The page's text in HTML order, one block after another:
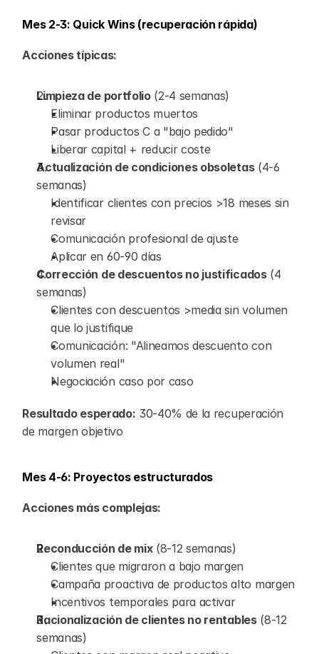
Mes 2-3: Quick Wins (recuperación rápida)
Acciones típicas:
Limpieza de portfolio (2-4 semanas)
Eliminar productos muertos
Pasar productos C a "bajo pedido"
Liberar capital + reducir coste
Actualización de condiciones obsoletas (4-6
semanas)
Identificar clientes con precios >18 meses sin
revisar
Comunicación profesional de ajuste
Aplicar en 60-90 días
Corrección de descuentos no justificados (4
semanas)
Clientes con descuentos >media sin volumen
que lo justifique
Comunicación: "Alineamos descuento con
volumen real"
Negociación caso por caso
Resultado esperado: 30-40% de la recuperación
de margen objetivo
Mes 4-6: Proyectos estructurados
Acciones más complejas:
Reconducción de mix (8-12 semanas)
Clientes que migraron a bajo margen
Campaña proactiva de productos alto margen
Incentivos temporales para activar
Racionalización de clientes no rentables (8-12
semanas)